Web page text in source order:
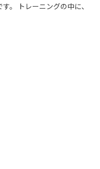
。 トレーニングの中に、